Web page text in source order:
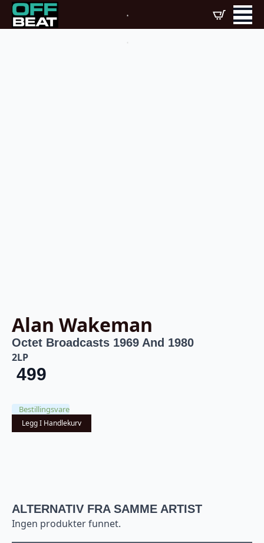
Alan Wakeman
Octet Broadcasts 1969 And 1980
2LP
499
Bestillingsvare
Legg I Handlekurv
ALTERNATIV FRA SAMME ARTIST
Ingen produkter funnet.